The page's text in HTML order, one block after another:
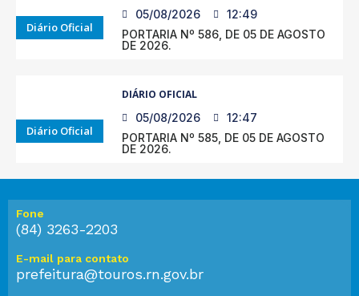
Diário Oficial
05/08/2026
12:49
PORTARIA Nº 586, DE 05 DE AGOSTO
DE 2026.
Diário Oficial
DIÁRIO OFICIAL
05/08/2026
12:47
PORTARIA Nº 585, DE 05 DE AGOSTO
DE 2026.
Fone
(84) 3263-2203
E-mail para contato
prefeitura@touros.rn.gov.br